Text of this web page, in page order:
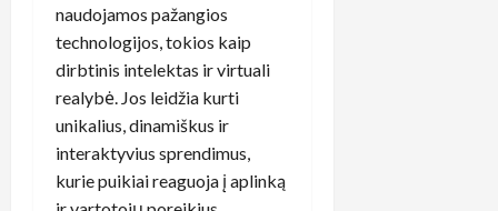
naudojamos pažangios
technologijos, tokios kaip
dirbtinis intelektas ir virtuali
realybė. Jos leidžia kurti
unikalius, dinamiškus ir
interaktyvius sprendimus,
kurie puikiai reaguoja į aplinką